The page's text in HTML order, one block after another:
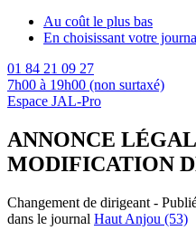
Au coût le plus bas
En choisissant votre
01 84 21 09 27
7h00 à 19h00 (non surtaxé)
Espace JAL-Pro
ANNONCE
MODIFICATION
Changement de dirigeant -
dans le journal Haut Anjou (53)